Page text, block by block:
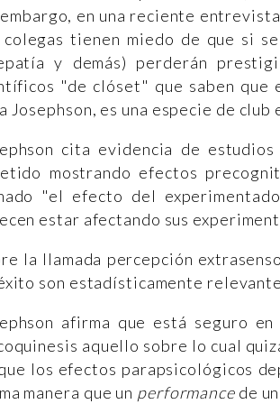
en una reciente
colegas tienen miedo de que si
y demás) perderán
"de clóset" que saben que
Josephson, es una especie de
cita evidencia de
mostrando efectos
"el efecto del
estar afectando sus
la llamada percepción
son estadísticamente
afirma que está seguro
aquello sobre lo cual
los efectos parapsicológicos
manera que un performancede